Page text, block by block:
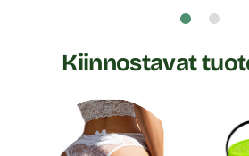
Kiinnostavat